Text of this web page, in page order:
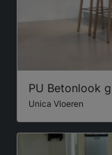
PU Betonlook
Unica Vloeren